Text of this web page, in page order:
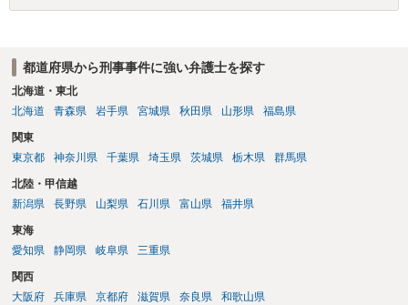
都道府県から刑事事件に強い弁護士を探す
北海道・東北
北海道
青森県 岩手県 宮城県 秋田県 山形県 福島県
関東
東京都
神奈川県 千葉県 埼玉県 茨城県 栃木県 群馬県
北陸・甲信越
新潟県
長野県 山梨県 石川県 富山県 福井県
東海
愛知県
静岡県 岐阜県 三重県
関西
大阪府
兵庫県 京都府 滋賀県 奈良県 和歌山県